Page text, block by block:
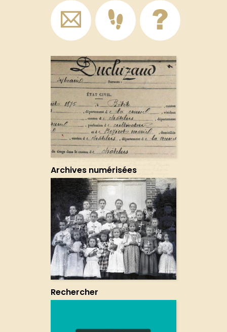
Archives numérisées
Rechercher